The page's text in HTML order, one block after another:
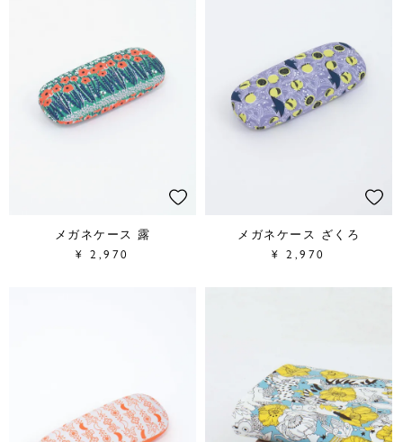
メガネケース 露
¥ 2,970
メガネケース ざくろ
¥ 2,970